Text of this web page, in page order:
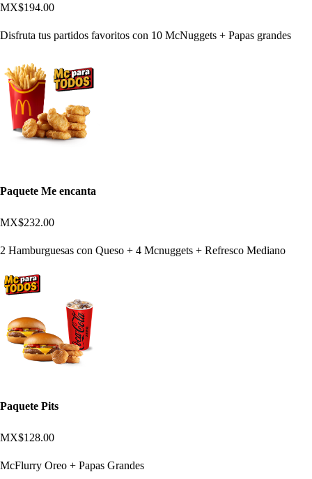
MX$194.00
Disfruta tus partidos favoritos con 10 McNuggets + Papas grandes
Paquete Me encanta
MX$232.00
2 Hamburguesas con Queso + 4 Mcnuggets + Refresco Mediano
Paquete Pits
MX$128.00
McFlurry Oreo + Papas Grandes